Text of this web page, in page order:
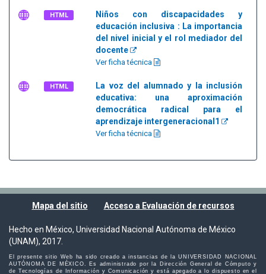
HTML
Niños con discapacidades y
educación inclusiva : La importancia
del nivel inicial y el rol mediador del
docente
Ver ficha técnica
HTML
La voz del alumnado y la inclusión
educativa: una aproximación
democrática radical para el
aprendizaje intergeneracional1
Ver ficha técnica
Mapa del sitio Acceso a Evaluación de recursos
Hecho en México, Universidad Nacional Autónoma de México
(UNAM), 2017.
El presente sitio Web ha sido creado a instancias de la UNIVERSIDAD NACIONAL
AUTÓNOMA DE MÉXICO. Es administrado por la Dirección General de Cómputo y
de Tecnologías de Información y Comunicación y está apegado a lo dispuesto en el